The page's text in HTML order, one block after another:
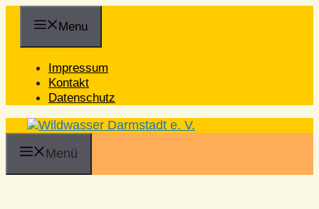
Inhalt
Menu
Impressum
Kontakt
Datenschutz
Menü